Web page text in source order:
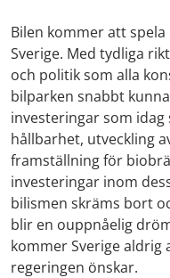
Bilen kommer att
Sverige. Med tydliga
och politik som alla
bilparken snabbt
investeringar som
hållbarhet, utveckling
framställning för
investeringar inom
bilismen skräms bort
blir en ouppnåelig
kommer Sverige
regeringen önskar.